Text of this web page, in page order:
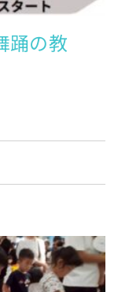
踊の教